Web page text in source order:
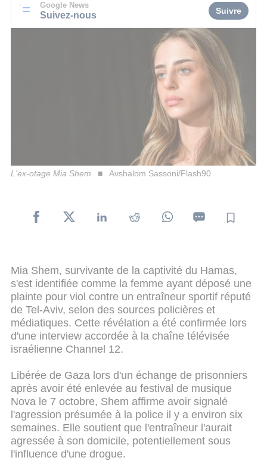
Google News
Suivez-nous Suivre
L'ex-otage Mia Shem Avshalom Sassoni/Flash90
Mia Shem, survivante de la captivité du Hamas,
s'est identifiée comme la femme ayant déposé une
plainte pour viol contre un entraîneur sportif réputé
de Tel-Aviv, selon des sources policières et
médiatiques. Cette révélation a été confirmée lors
d'une interview accordée à la chaîne télévisée
israélienne Channel 12.
Libérée de Gaza lors d'un échange de prisonniers
après avoir été enlevée au festival de musique
Nova le 7 octobre, Shem affirme avoir signalé
l'agression présumée à la police il y a environ six
semaines. Elle soutient que l'entraîneur l'aurait
agressée à son domicile, potentiellement sous
l'influence d'une drogue.